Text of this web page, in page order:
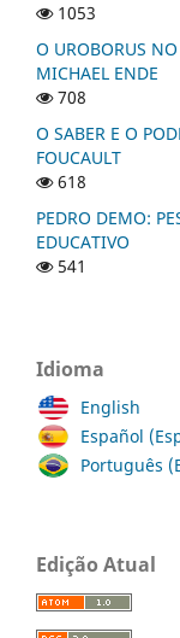
1053
O UROBORUS
MICHAEL ENDE
708
O SABER E O
FOUCAULT
618
PEDRO DEMO:
EDUCATIVO
541
Idioma
English
Español
Português
Edição Atual